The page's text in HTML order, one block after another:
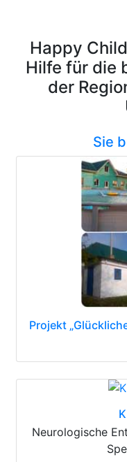
Happy
Hilfe für die
der
Sie
Projekt
Neurologische